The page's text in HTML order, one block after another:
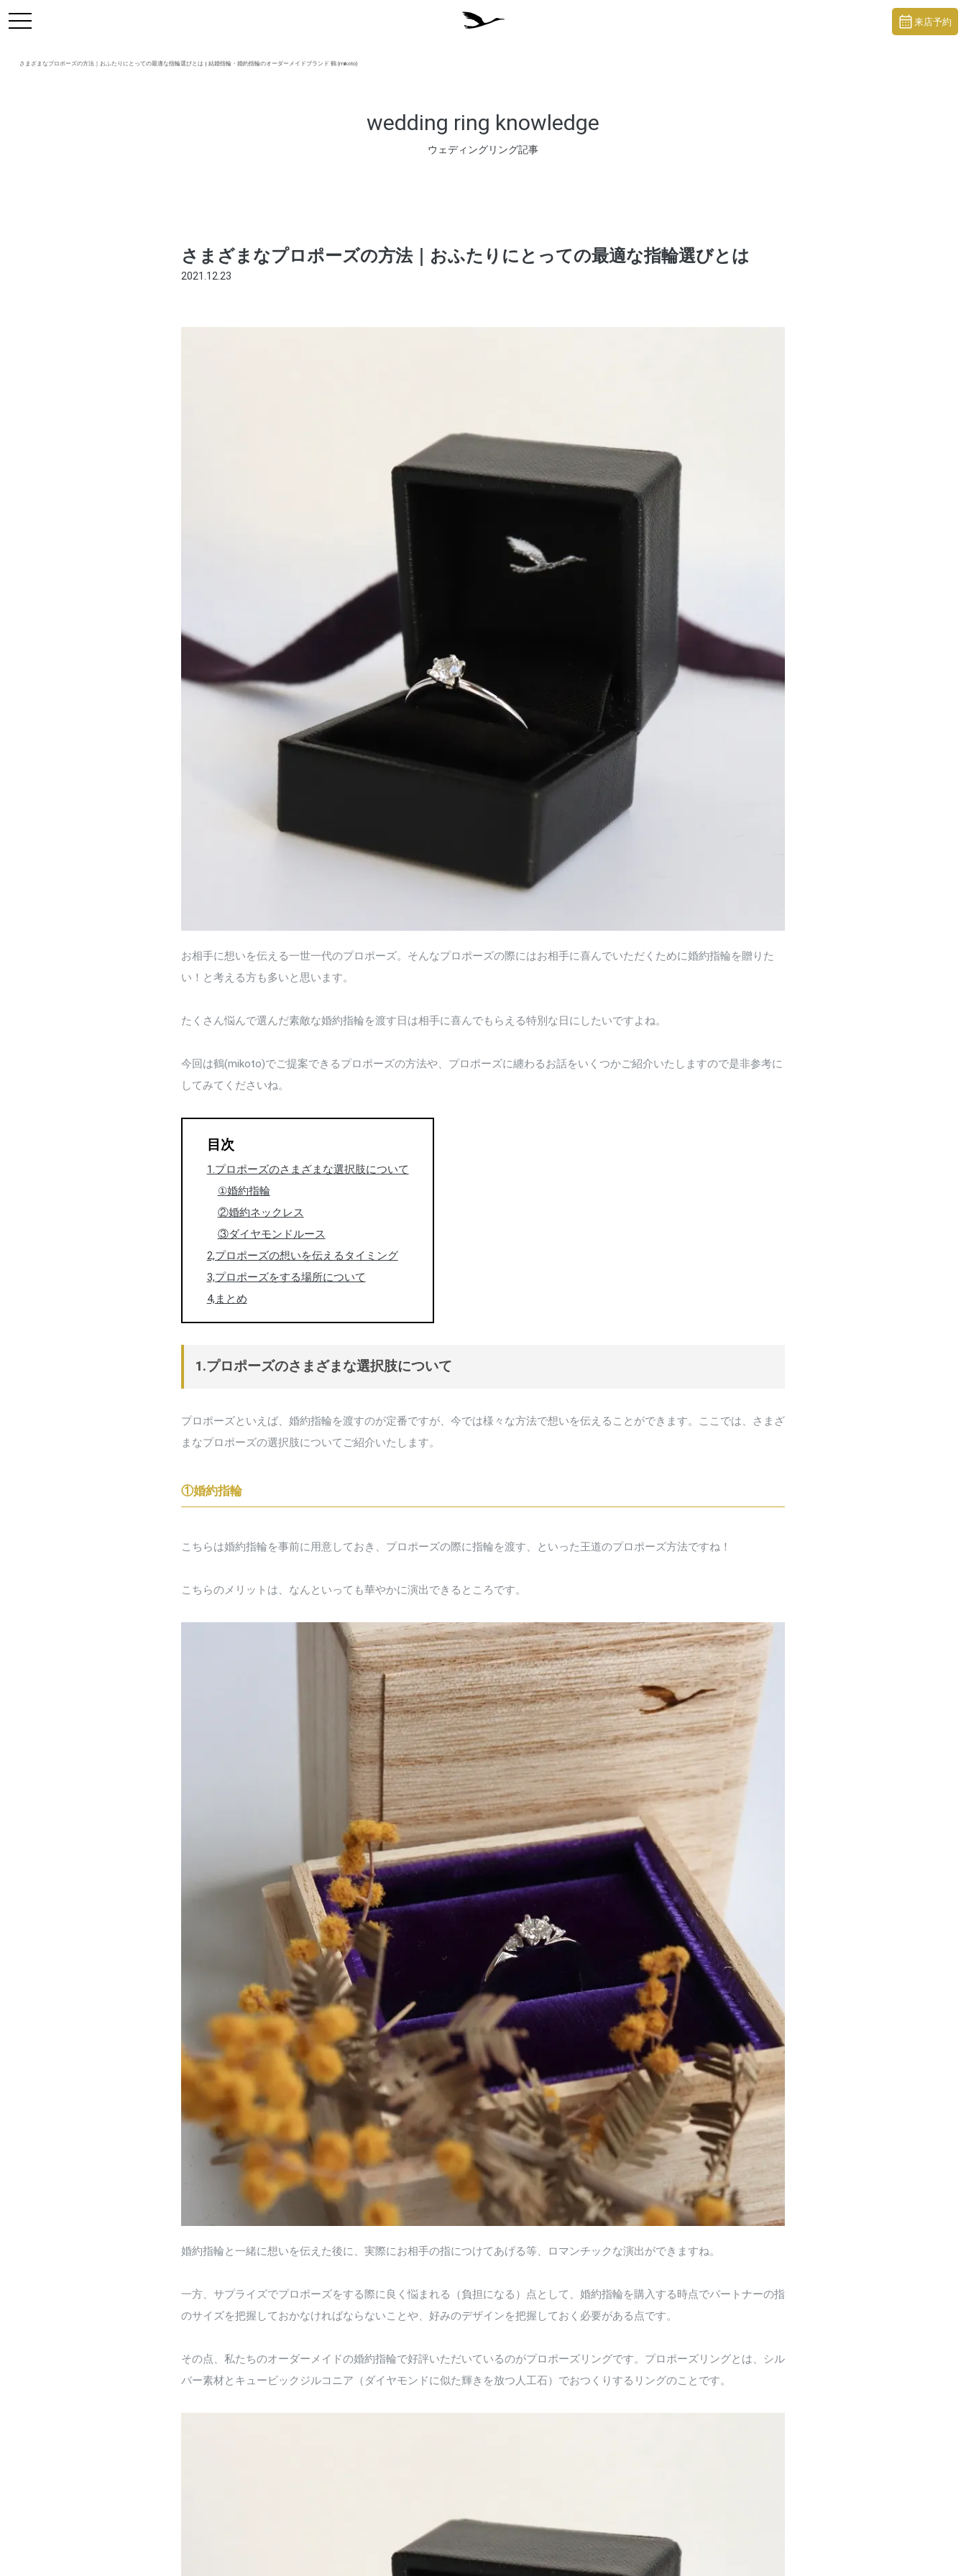
さまざまなプロポーズの方法｜おふたりにとっての最適な指輪選びとは | 結婚指輪・婚約指輪のオーダーメイドブランド 鶴 (mikoto)
wedding ring knowledge
ウェディングリング記事
toggle
navigation
来店予約
さまざまなプロポーズの方法｜おふたりにとっての最適な指輪選びとは
2021.12.23
お相手に想いを伝える一世一代のプロポーズ。そんなプロポーズの際にはお相手に喜んでいただくために婚約指輪を贈りた
い！と考える方も多いと思います。
たくさん悩んで選んだ素敵な婚約指輪を渡す日は相手に喜んでもらえる特別な日にしたいですよね。
今回は鶴(mikoto)でご提案できるプロポーズの方法や、プロポーズに纏わるお話をいくつかご紹介いたしますので是非参考に
してみてくださいね。
目次
1.プロポーズのさまざまな選択肢について
①婚約指輪
②婚約ネックレス
③ダイヤモンドルース
2,プロポーズの想いを伝えるタイミング
3,プロポーズをする場所について
4,まとめ
1.プロポーズのさまざまな選択肢について
プロポーズといえば、婚約指輪を渡すのが定番ですが、今では様々な方法で想いを伝えることができます。ここでは、さまざ
まなプロポーズの選択肢についてご紹介いたします。
①婚約指輪
こちらは婚約指輪を事前に用意しておき、プロポーズの際に指輪を渡す、といった王道のプロポーズ方法ですね！
こちらのメリットは、なんといっても華やかに演出できるところです。
婚約指輪と一緒に想いを伝えた後に、実際にお相手の指につけてあげる等、ロマンチックな演出ができますね。
一方、サプライズでプロポーズをする際に良く悩まれる（負担になる）点として、婚約指輪を購入する時点でパートナーの指
のサイズを把握しておかなければならないことや、好みのデザインを把握しておく必要がある点です。
その点、私たちのオーダーメイドの婚約指輪で好評いただいているのがプロポーズリングです。プロポーズリングとは、シル
バー素材とキュービックジルコニア（ダイヤモンドに似た輝きを放つ人工石）でおつくりするリングのことです。